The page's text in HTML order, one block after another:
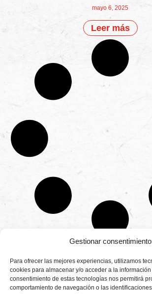
Gestionar consentimiento
Para ofrecer las mejores experiencias, utilizamos
cookies para almacenar y/o acceder a la información
consentimiento de estas tecnologías nos permitirá
comportamiento de navegación o las
mayo 6, 2025
Leer más
Productores
de
fresas,
CONTÁCTANOS
Camino de
Montemayor s/n
21800 Moguer.
Huelva ESPAÑA.